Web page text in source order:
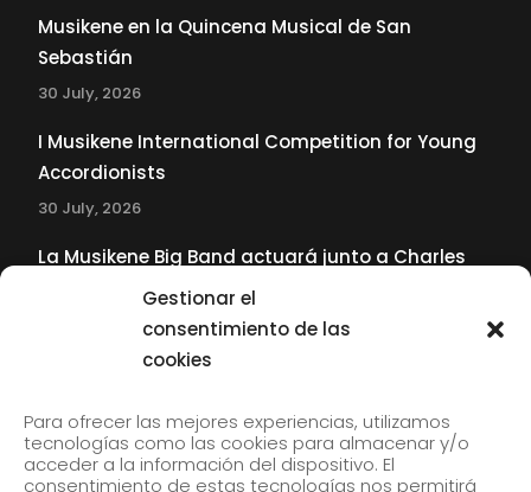
Gestionar el
consentimiento de las
cookies
Para ofrecer las mejores experiencias, utilizamos
tecnologías como las cookies para almacenar y/o
acceder a la información del dispositivo. El
consentimiento de estas tecnologías nos permitirá
Musikene en la Quincena Musical de San
Sebastián
30 July, 2026
I Musikene International Competition for Young
Accordionists
30 July, 2026
La Musikene Big Band actuará junto a Charles
Tolliver en el 61 Jazzaldia